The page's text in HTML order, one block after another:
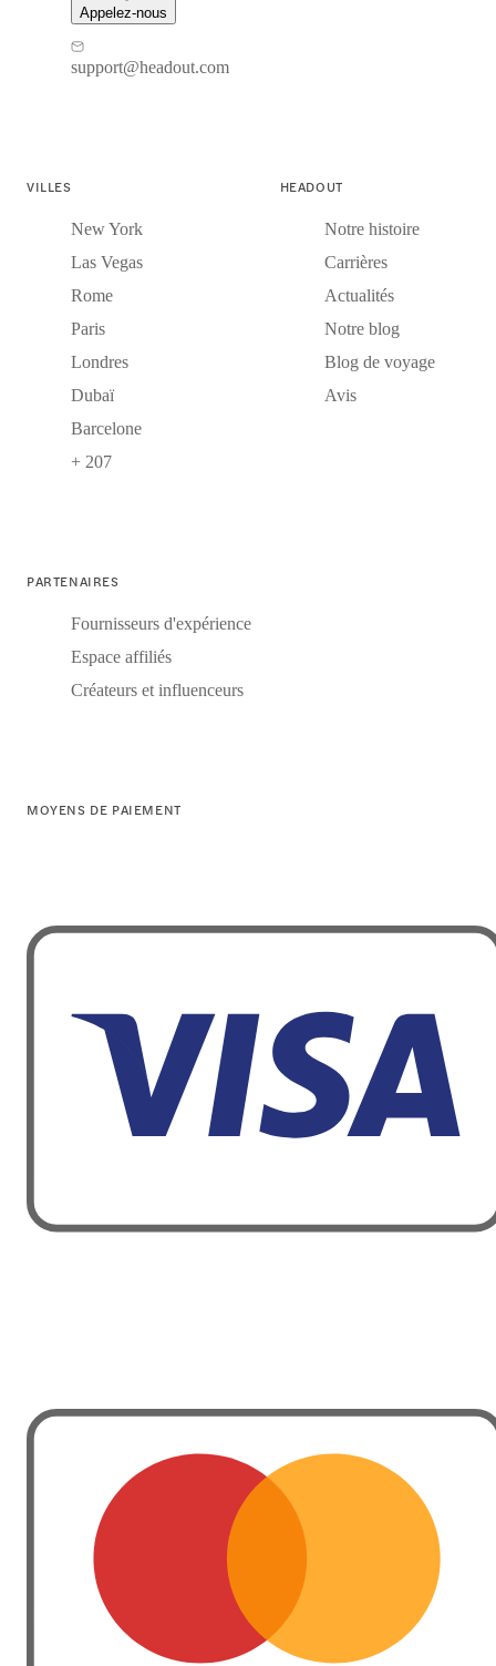
Appelez-nous
support@headout.com
VILLES
New York
Las Vegas
Rome
Paris
Londres
Dubaï
Barcelone
+ 207
HEADOUT
Notre histoire
Carrières
Actualités
Notre blog
Blog de voyage
Avis
PARTENAIRES
Fournisseurs d'expérience
Espace affiliés
Créateurs et influenceurs
MOYENS DE PAIEMENT